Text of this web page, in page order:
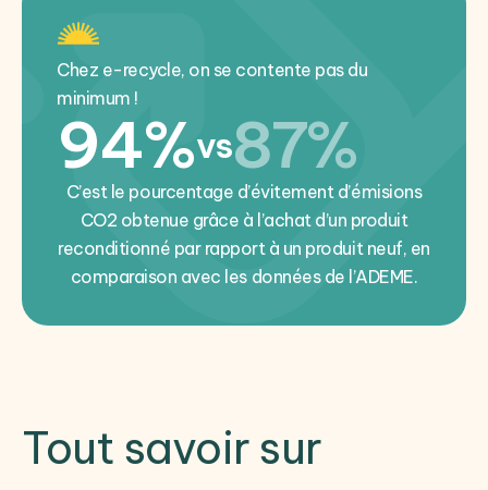
Chez e-recycle, on se contente pas du
minimum !
94%vs87%
C’est le pourcentage d’évitement d’émisions
CO2 obtenue grâce à l’achat d’un produit
reconditionné par rapport à un produit neuf, en
comparaison avec les données de l’ADEME.
Tout savoir sur